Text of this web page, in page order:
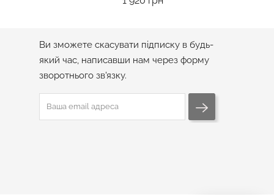
Ви зможете скасувати підписку в будь-
який час, написавши нам через форму
зворотнього зв'язку.